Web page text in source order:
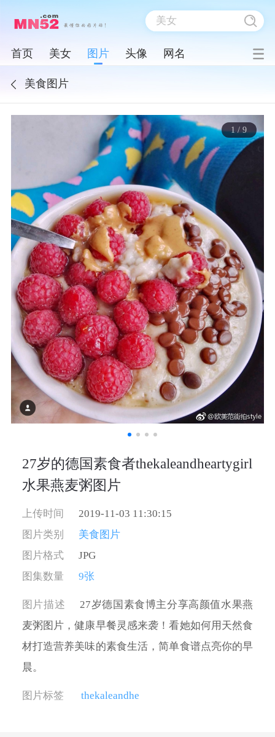
首页 美女 图片 头像 网名
美食图片
1 / 9
27岁的德国素食者thekaleandheartygirl
水果燕麦粥图片
上传时间
2019-11-03 11:30:15
图片类别
美食图片
图片格式
JPG
图集数量
9张
图片描述
27岁德国素食博主分享高颜值水果燕
麦粥图片，健康早餐灵感来袭！看她如何用天然食
材打造营养美味的素食生活，简单食谱点亮你的早
晨。
图片标签 thekaleandhe